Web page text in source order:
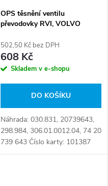
OPS těsnění ventilu
převodovky RVI, VOLVO
502,50 Kč bez DPH
608 Kč
Skladem v e-shopu
DO KOŠÍKU
Náhrada: 030.831, 20739643,
298.984, 306.01.0012.04, 74 20
739 643 Číslo karty: 101387